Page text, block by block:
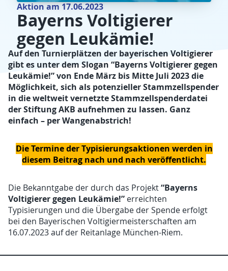
Aktion am 17.06.2023
Bayerns Voltigierer
gegen Leukämie!
Auf den Turnierplätzen der bayerischen Voltigierer
gibt es unter dem Slogan “Bayerns Voltigierer gegen
Leukämie!”von Ende März bis Mitte Juli 2023 die
Möglichkeit, sich als potenzieller Stammzellspender
in die weltweit vernetzte Stammzellspenderdatei
der Stiftung AKB aufnehmen zu lassen. Ganz
einfach – per Wangenabstrich!
Die Termine der Typisierungsaktionen werden in
diesem Beitrag nach und nach veröffentlicht.
Die Bekanntgabe der durch das Projekt“Bayerns
Voltigierer gegen Leukämie!” erreichten
Typisierungen und die Übergabe der Spende erfolgt
bei den Bayerischen Voltigiermeisterschaften am
16.07.2023 auf der Reitanlage München-Riem.